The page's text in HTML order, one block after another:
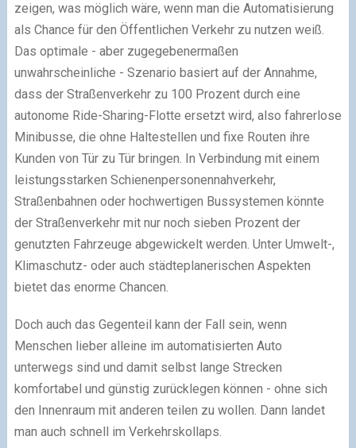
zeigen, was möglich wäre, wenn man die Automatisierung
als Chance für den Öffentlichen Verkehr zu nutzen weiß.
Das optimale - aber zugegebenermaßen
unwahrscheinliche - Szenario basiert auf der Annahme,
dass der Straßenverkehr zu 100 Prozent durch eine
autonome Ride-Sharing-Flotte ersetzt wird, also fahrerlose
Minibusse, die ohne Haltestellen und fixe Routen ihre
Kunden von Tür zu Tür bringen. In Verbindung mit einem
leistungsstarken Schienenpersonennahverkehr,
Straßenbahnen oder hochwertigen Bussystemen könnte
der Straßenverkehr mit nur noch sieben Prozent der
genutzten Fahrzeuge abgewickelt werden. Unter Umwelt-,
Klimaschutz- oder auch städteplanerischen Aspekten
bietet das enorme Chancen.
Doch auch das Gegenteil kann der Fall sein, wenn
Menschen lieber alleine im automatisierten Auto
unterwegs sind und damit selbst lange Strecken
komfortabel und günstig zurücklegen können - ohne sich
den Innenraum mit anderen teilen zu wollen. Dann landet
man auch schnell im Verkehrskollaps.